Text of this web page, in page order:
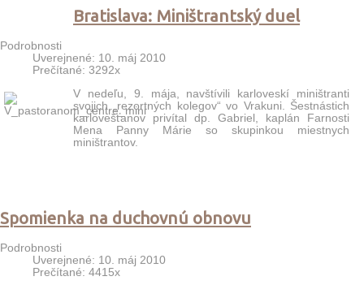
Bratislava: Miništrantský duel
Podrobnosti
Uverejnené: 10. máj 2010
Prečítané: 3292x
V nedeľu, 9. mája, navštívili karloveskí miništranti
svojich „rezortných kolegov“ vo Vrakuni. Šestnástich
karlovešťanov privítal dp. Gabriel, kaplán Farnosti
Mena Panny Márie so skupinkou miestnych
miništrantov.
Spomienka na duchovnú obnovu
Podrobnosti
Uverejnené: 10. máj 2010
Prečítané: 4415x